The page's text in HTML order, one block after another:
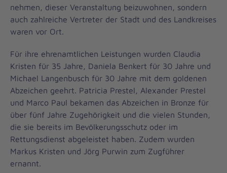
nehmen, dieser Veranstaltung beizuwohnen, sondern
auch zahlreiche Vertreter der Stadt und des Landkreises
waren vor Ort.
Für ihre ehrenamtlichen Leistungen wurden Claudia
Kristen für 35 Jahre, Daniela Benkert für 30 Jahre und
Michael Langenbusch für 30 Jahre mit dem goldenen
Abzeichen geehrt. Patricia Prestel, Alexander Prestel
und Marco Paul bekamen das Abzeichen in Bronze für
über fünf Jahre Zugehörigkeit und die vielen Stunden,
die sie bereits im Bevölkerungsschutz oder im
Rettungsdienst abgeleistet haben. Zudem wurden
Markus Kristen und Jörg Purwin zum Zugführer
ernannt.